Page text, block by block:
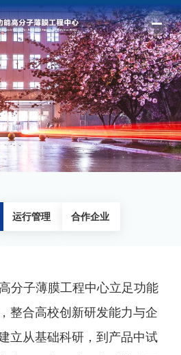
运行管理 合作企业
分子薄膜工程中心立足功能
整合高校创新研发能力与企
立从基础科研，到产品中试